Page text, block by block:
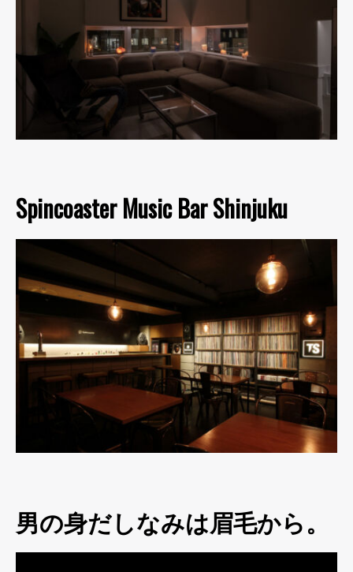
Spincoaster Music Bar Shinjuku
男の身だしなみは眉毛から。